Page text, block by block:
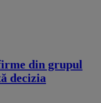
din grupul
decizia